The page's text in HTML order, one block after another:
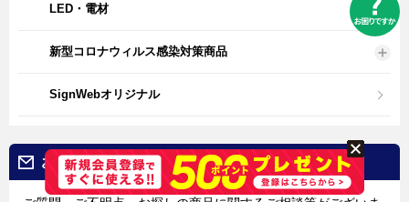
LED・電材
新型コロナウィルス感染対策商品
SignWebオリジナル
お問合せ